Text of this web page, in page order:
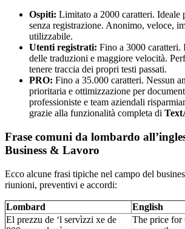
Ospiti: Limitato a 2000 caratteri. Ideale
senza registrazione. Anonimo, veloce,
utilizzabile.
Utenti registrati: Fino a 3000 caratteri.
delle traduzioni e maggiore velocità.
tenere traccia dei propri testi passati.
PRO: Fino a 35.000 caratteri. Nessun
prioritaria e ottimizzazione per
professioniste e team aziendali
grazie alla funzionalità completa di
Frase comuni da lombardo
Business & Lavoro
Ecco alcune frasi tipiche nel campo del
riunioni, preventivi e accordi:
Lombard
English
El prezzu de ‘l servìzzi xe de
The price for